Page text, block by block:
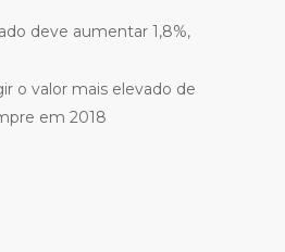
deve aumentar 1,8%,
o valor mais elevado de
em 2018